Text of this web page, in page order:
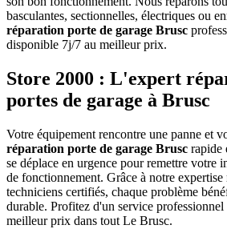
basculantes, sectionnelles, électriques ou
réparation porte de garage Brusc
disponible 7j/7 au meilleur prix.
Store 2000 : L'expert
portes de garage à Brusc
Votre équipement rencontre une panne et
réparation porte de garage Brusc rapide
se déplace en urgence pour remettre votre
de fonctionnement. Grâce à notre
techniciens certifiés, chaque problème
durable. Profitez d'un service
meilleur prix dans tout Le Brusc.